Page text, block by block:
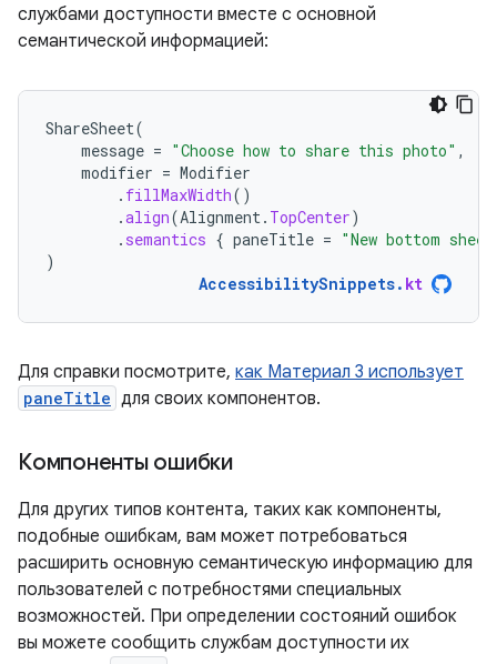
службами доступности вместе с основной
семантической информацией:
ShareSheet(
message = "Choose how to share this photo" ,
modifier = Modifier
. fillMaxWidth()
.align(Alignment . TopCenter)
. semantics { paneTitle = "New bottom
)
AccessibilitySnippets. kt
Для справки посмотрите, как Материал 3 использует
paneTitle для своих компонентов.
Компоненты ошибки
Для других типов контента, таких как компоненты,
подобные ошибкам, вам может потребоваться
расширить основную семантическую информацию для
пользователей с потребностями специальных
возможностей. При определении состояний ошибок
вы можете сообщить службам доступности их